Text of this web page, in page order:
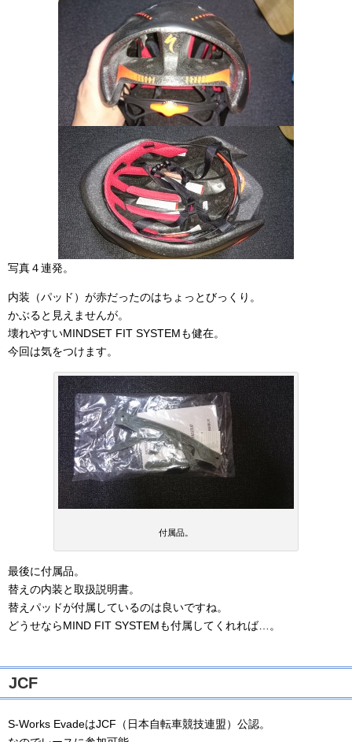
写真４連発。
内装（パッド）が赤だったのはちょっとびっくり。
かぶると見えませんが。
壊れやすいMINDSET FIT SYSTEMも健在。
今回は気をつけます。
付属品。
最後に付属品。
替えの内装と取扱説明書。
替えパッドが付属しているのは良いですね。
どうせならMIND FIT SYSTEMも付属してくれれば…。
JCF
S-Works EvadeはJCF（日本自転車競技連盟）公認。